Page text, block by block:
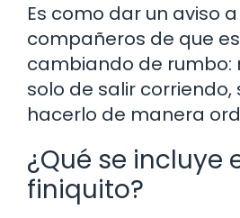
Es como dar un aviso
compañeros de que
cambiando de rumbo:
solo de salir corriendo,
hacerlo de manera
¿Qué se incluye
finiquito?